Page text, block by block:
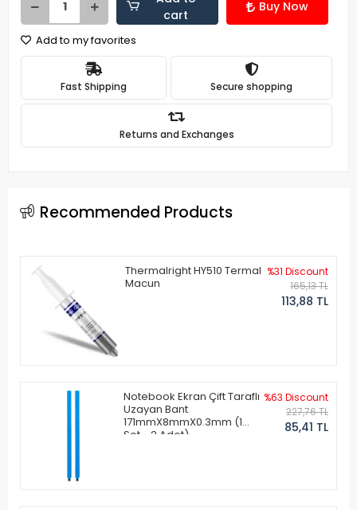
cart
Buy Now
Add to my favorites
Fast Shipping Secure shopping
Returns and Exchanges
Recommended Products
Thermalright HY510 Termal
Macun
%31 Discount
165,13 TL
113,88 TL
Notebook Ekran Çift Taraflı
Uzayan Bant
171mmX8mmX0.3mm (1
Set - 2 Adet)
%63 Discount
227,76 TL
85,41 TL